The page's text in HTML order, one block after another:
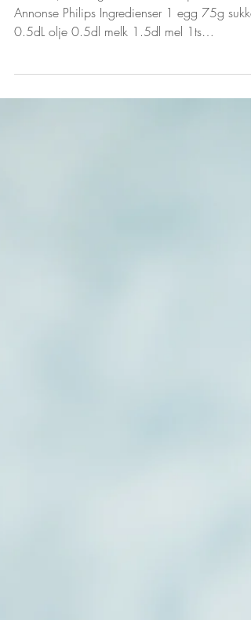
Juletrecupcakes
Morsom, men også en dessert til julen? 6 stk
0.5dL olje 0.5dl melk 1.5dl mel 1ts
bakepulver...